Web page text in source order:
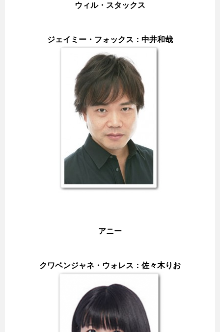
ウィル・スタックス
ジェイミー・フォックス：中井和哉
アニー
クワベンジャネ・ウォレス：佐々木りお